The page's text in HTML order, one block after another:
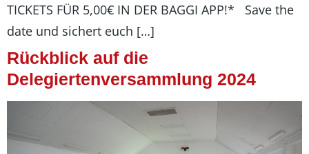
TICKETS FÜR 5,00€ IN DER BAGGI APP!* Save the
date und sichert euch […]
Rückblick auf die
Delegiertenversammlung 2024